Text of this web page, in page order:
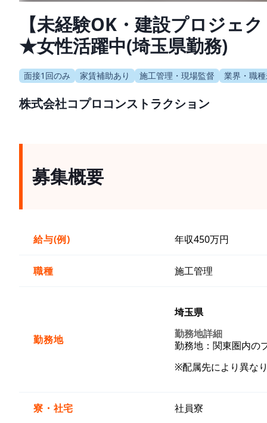
【未経験OK・建設プロジェ
★女性活躍中(埼玉県勤務)
面接1回のみ 家賃補助あり 施工管理・現場監督 業界・職
株式会社コプロコンストラクション
募集概要
給与(例) 年収450万円
職種 施工管理
勤務地
埼玉県
勤務地詳細
勤務地：関東圏内の
※配属先により異な
寮・社宅 社員寮